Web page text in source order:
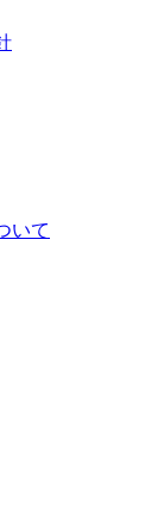
いて